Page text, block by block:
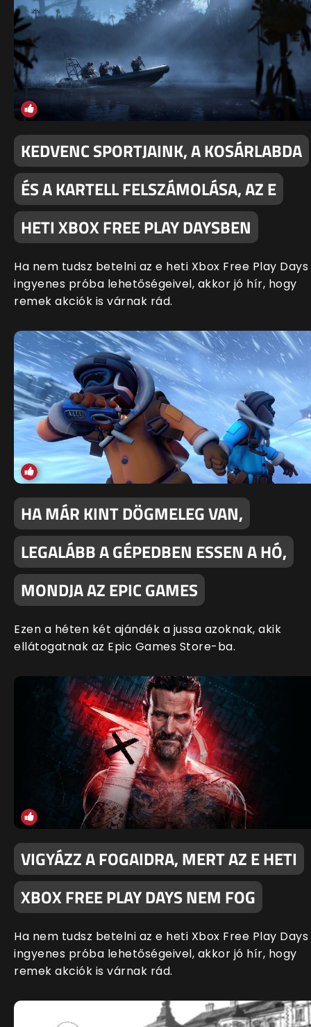
KEDVENC SPORTJAINK, A KOSÁRLABDA
ÉS A KARTELL FELSZÁMOLÁSA, AZ E
HETI XBOX FREE PLAY DAYSBEN
Ha nem tudsz betelni az e heti Xbox Free Play Days
ingyenes próba lehetőségeivel, akkor jó hír, hogy
remek akciók is várnak rád.
HA MÁR KINT DÖGMELEG VAN,
LEGALÁBB A GÉPEDBEN ESSEN A HÓ,
MONDJA AZ EPIC GAMES
Ezen a héten két ajándék a jussa azoknak, akik
ellátogatnak az Epic Games Store-ba.
VIGYÁZZ A FOGAIDRA, MERT AZ E HETI
XBOX FREE PLAY DAYS NEM FOG
Ha nem tudsz betelni az e heti Xbox Free Play Days
ingyenes próba lehetőségeivel, akkor jó hír, hogy
remek akciók is várnak rád.